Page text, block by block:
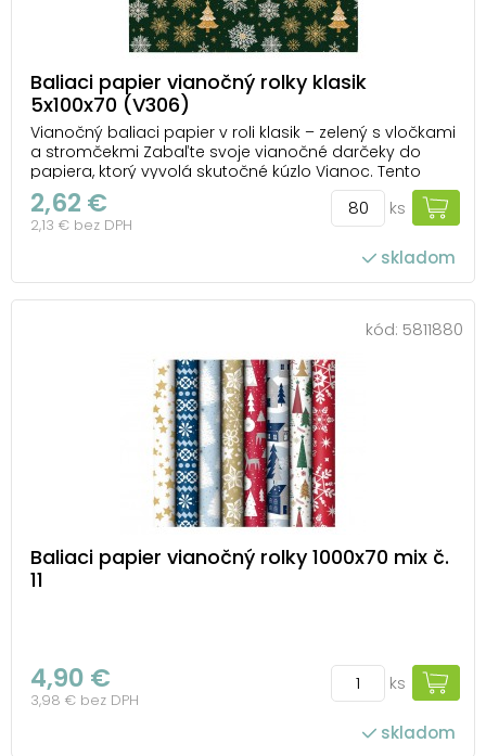
Baliaci papier vianočný rolky klasik
5x100x70 (V306)
Vianočný baliaci papier v roli klasik – zelený s vločkami
a stromčekmi Zabaľte svoje vianočné darčeky do
papiera, ktorý vyvolá skutočné kúzlo Vianoc. Tento
vianočný baliaci papier klasik vyniká tmavozeleným
podkladom, na ktorom sa lesknú zlaté a biele
snehové vločky a vianočné stromčeky. Spoje...
2,62 €
2,13 € bez DPH
ks
skladom
kód: 5811880
Baliaci papier vianočný rolky 1000x70 mix č.
11
4,90 €
3,98 € bez DPH
ks
skladom